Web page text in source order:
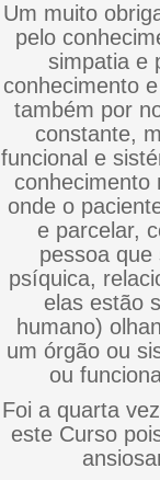
Um muito
pelo
simpatia e
conhecimento
também por
constante,
funcional e
conhecimento
onde o
e parcelar,
pessoa
psíquica,
elas estão
humano)
um órgão ou
ou
Foi a quarta
este Curso